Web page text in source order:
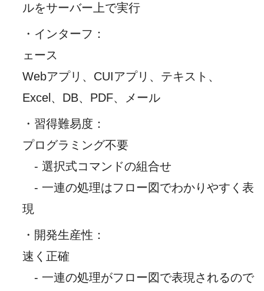
ルをサーバー上で実行
・インターフ
ェース
：
Webアプリ、CUIアプリ、テキスト、
Excel、DB、PDF、メール
・習得難易度 ：
プログラミング不要
- 選択式コマンドの組合せ
- 一連の処理はフロー図でわかりやすく表
現
・開発生産性 ：
速く正確
- 一連の処理がフロー図で表現されるので